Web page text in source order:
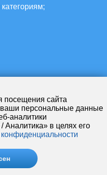
посещения сайта
персональные данные
аналитики
Аналитика» в целях его